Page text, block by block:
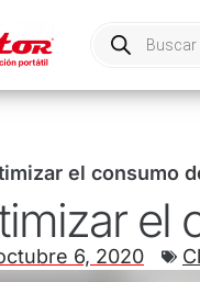
el consumo
el
6, 2020